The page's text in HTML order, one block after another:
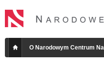
O Narodowym Centrum